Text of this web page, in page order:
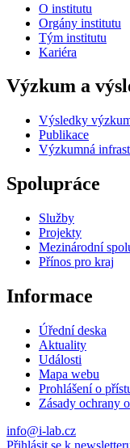
O institutu
Orgány institutu
Tým institutu
Kariéra
Výzkum a
Výsledky
Publikace
Výzkumná
Spolupráce
Služby
Projekty
Mezinárodní
Přínos pro kraj
Informace
Úřední deska
Aktuality
Události
Mapa webu
Prohlášení o
Zásady ochrany
info@i-lab.cz
Přihlásit se k